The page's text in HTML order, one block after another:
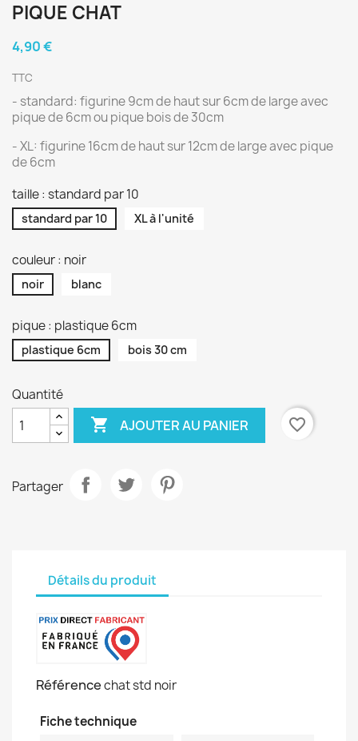
PIQUE CHAT
4,90 €
TTC
- standard: figurine 9cm de haut sur 6cm de large avec
pique de 6cm ou pique bois de 30cm
- XL: figurine 16cm de haut sur 12cm de large avec pique
de 6cm
taille : standard par 10
standard par 10 XL à l'unité
couleur : noir
noir blanc
pique : plastique 6cm
plastique 6cm bois 30 cm
Quantité
 AJOUTER AU PANIER favorite_border
Partager
Détails du produit
Référencechat std noir
Fiche technique